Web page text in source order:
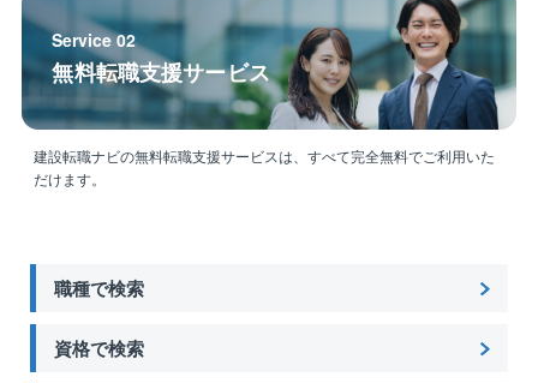
Service 02
無料転職支援サービス
建設転職ナビの無料転職支援サービスは、すべて完全無料でご利用いた
だけます。
職種で検索
資格で検索